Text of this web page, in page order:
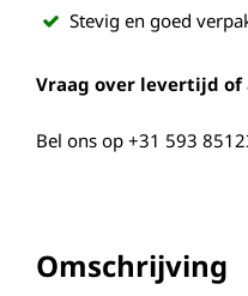
Stevig en goed
Vraag over levertijd of
Bel ons op +31 593
Omschrijving